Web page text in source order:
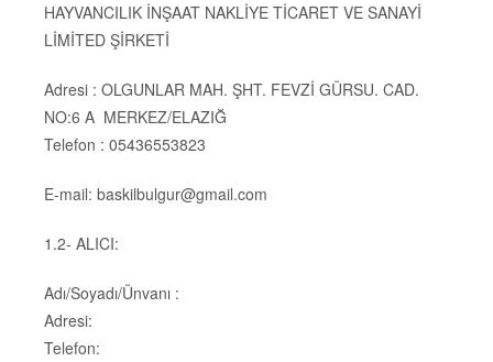
HAYVANCILIK İNŞAAT NAKLİYE TİCARET VE SANAYİ
LİMİTED ŞİRKETİ
Adresi : OLGUNLAR MAH. ŞHT. FEVZİ GÜRSU. CAD.
NO:6 A MERKEZ/ELAZIĞ
Telefon : 05436553823
E-mail: baskilbulgur@gmail.com
1.2- ALICI:
Adı/Soyadı/Ünvanı :
Adresi:
Telefon: